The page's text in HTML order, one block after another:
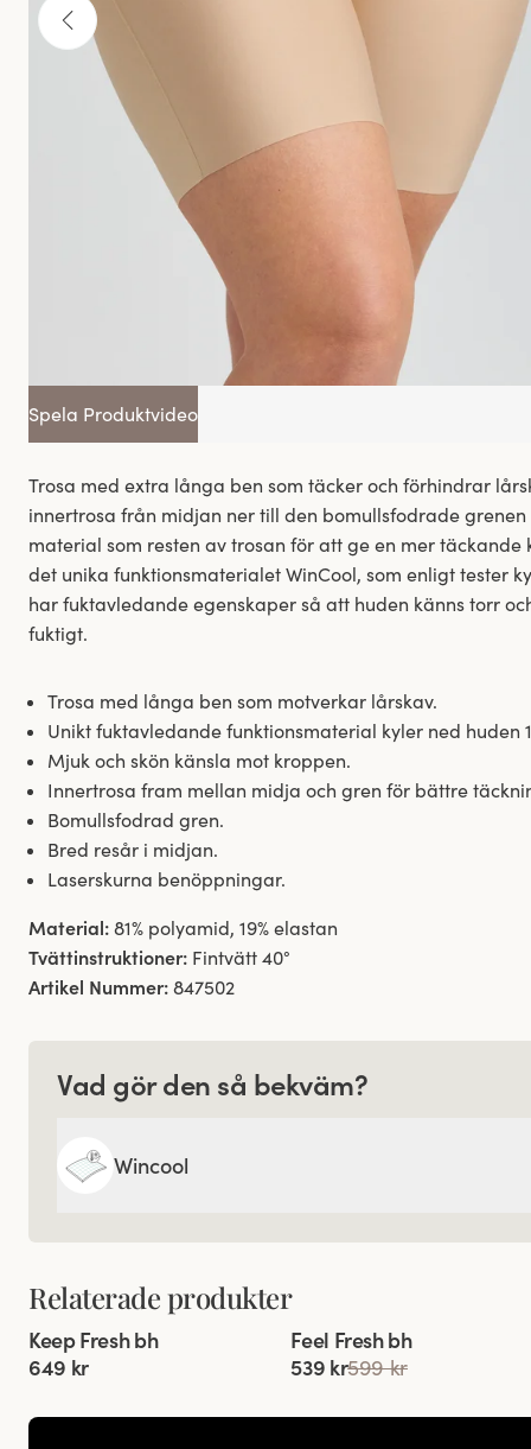
Spela Produktvideo
Trosa med extra långa ben som täcker och förhindrar
innertrosa från midjan ner till den bomullsfodrade
material som resten av trosan för att ge en mer
det unika funktionsmaterialet WinCool, som enligt tester
har fuktavledande egenskaper så att huden känns torr
fuktigt.
Trosa med långa ben som motverkar lårskav.
Unikt fuktavledande funktionsmaterial kyler ned huden
Mjuk och skön känsla mot kroppen.
Innertrosa fram mellan midja och gren för bättre
Bomullsfodrad gren.
Bred resår i midjan.
Laserskurna benöppningar.
Material: 81% polyamid, 19% elastan
Tvättinstruktioner: Fintvätt 40°
Artikel Nummer: 847502
Vad gör den så bekväm?
Wincool
Relaterade produkter
Viewing image 1 of 6
Multiway axelband
Keep Fresh bh
649 kr
Viewing image 1 of 4
Komfortaxelband
Feel Fresh bh
539 kr599 kr